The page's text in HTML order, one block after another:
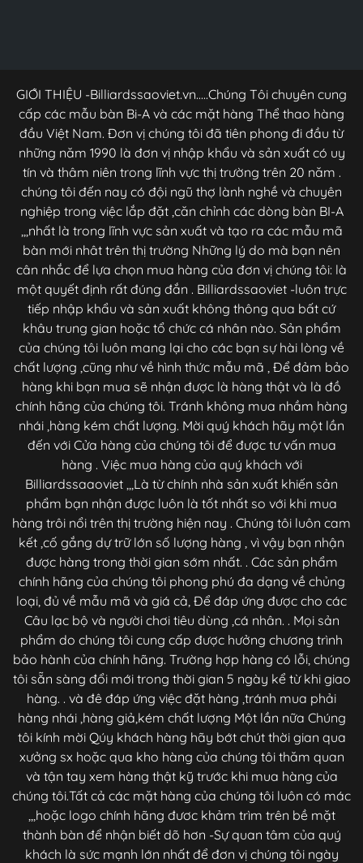
GIỚI THIỆU -Billiardssaoviet.vn.....Chúng Tôi chuyên cung
cấp các mẫu bàn Bi-A và các mặt hàng Thể thao hàng
đầu Việt Nam. Đơn vị chúng tôi đã tiên phong đi đầu từ
những năm 1990 là đơn vị nhập khẩu và sản xuất có uy
tín và thâm niên trong lĩnh vực thị trường trên 20 năm .
chúng tôi đến nay có đội ngũ thợ lành nghề và chuyên
nghiệp trong việc lắp đặt ,căn chỉnh các dòng bàn BI-A
,,,nhất là trong lĩnh vực sản xuất và tạo ra các mẫu mã
bàn mới nhât trên thị trường Những lý do mà bạn nên
cân nhắc để lựa chọn mua hàng của đơn vị chúng tôi: là
một quyết định rất đúng đắn . Billiardssaoviet -luôn trực
tiếp nhập khẩu và sản xuất không thông qua bất cứ
khâu trung gian hoặc tổ chức cá nhân nào. Sản phẩm
của chúng tôi luôn mang lại cho các bạn sự hài lòng về
chất lượng ,cũng như về hình thức mẫu mã , Để đảm bảo
hàng khi bạn mua sẽ nhận được là hàng thật và là đồ
chính hãng của chúng tôi. Tránh không mua nhầm hàng
nhái ,hàng kém chất lượng. Mời quý khách hãy một lần
đến với Cửa hàng của chúng tôi để được tư vấn mua
hàng . Việc mua hàng của quý khách với
Billiardssaaoviet ,,,Là từ chính nhà sản xuất khiến sản
phẩm bạn nhận được luôn là tốt nhất so với khi mua
hàng trôi nổi trên thị trường hiện nay . Chúng tôi luôn cam
kết ,cố gắng dự trữ lớn số lượng hàng , vì vậy bạn nhận
được hàng trong thời gian sớm nhất. . Các sản phẩm
chính hãng của chúng tôi phong phú đa dạng về chủng
loại, đủ về mẫu mã và giá cả, Để đáp ứng được cho các
Câu lạc bộ và người chơi tiêu dùng ,cá nhân. . Mọi sản
phẩm do chúng tôi cung cấp được hưởng chương trình
bảo hành của chính hãng. Trường hợp hàng có lỗi, chúng
tôi sẵn sàng đổi mới trong thời gian 5 ngày kể từ khi giao
hàng. . và đê đáp ứng việc đặt hàng ,tránh mua phải
hàng nhái ,hàng giả,kém chất lượng Một lần nữa Chúng
tôi kính mời Qúy khách hàng hãy bớt chút thời gian qua
xưởng sx hoặc qua kho hàng của chúng tôi thăm quan
và tận tay xem hàng thật kỹ trước khi mua hàng của
chúng tôi.Tất cả các mặt hàng của chúng tôi luôn có mác
,,,hoặc logo chính hãng đươc khảm trìm trên bề mặt
thành bàn để nhận biết dõ hơn -Sự quan tâm của quý
khách là sức mạnh lớn nhất để đơn vị chúng tôi ngày